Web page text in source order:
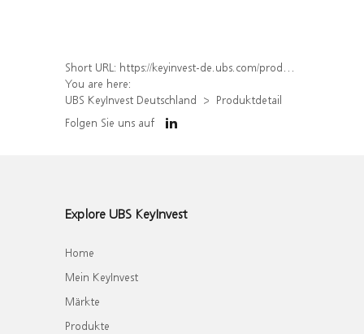
Short URL: https://keyinvest-de.ubs.com/produkt/detail/index/isin/DE000WA3WYY9
You are here:
UBS KeyInvest Deutschland
Produktdetail
Folgen Sie uns auf
Explore UBS KeyInvest
Home
Mein KeyInvest
Märkte
Produkte